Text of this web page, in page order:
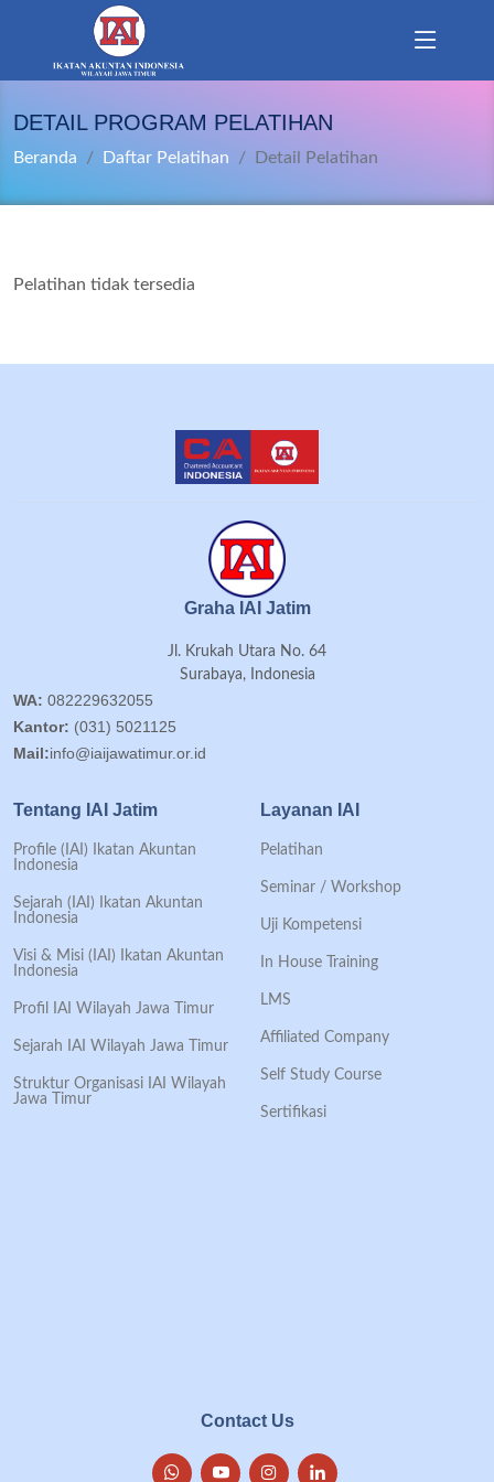
DETAIL PROGRAM PELATIHAN
Beranda Daftar Pelatihan Detail Pelatihan
Pelatihan tidak tersedia
Graha IAI Jatim
Jl. Krukah Utara No. 64
Surabaya, Indonesia
WA: 082229632055
Kantor: (031) 5021125
Mail:info@iaijawatimur.or.id
Tentang IAI Jatim
Profile (IAI) Ikatan Akuntan
Indonesia
Sejarah (IAI) Ikatan Akuntan
Indonesia
Visi & Misi (IAI) Ikatan Akuntan
Indonesia
Profil IAI Wilayah Jawa Timur
Sejarah IAI Wilayah Jawa Timur
Struktur Organisasi IAI Wilayah
Jawa Timur
Layanan IAI
Pelatihan
Seminar / Workshop
Uji Kompetensi
In House Training
LMS
Affiliated Company
Self Study Course
Sertifikasi
Contact Us